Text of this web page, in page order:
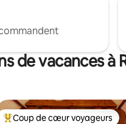
de vacances à
Coup de cœur voyageurs